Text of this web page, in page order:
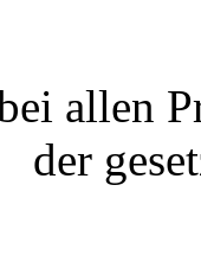
allen
der